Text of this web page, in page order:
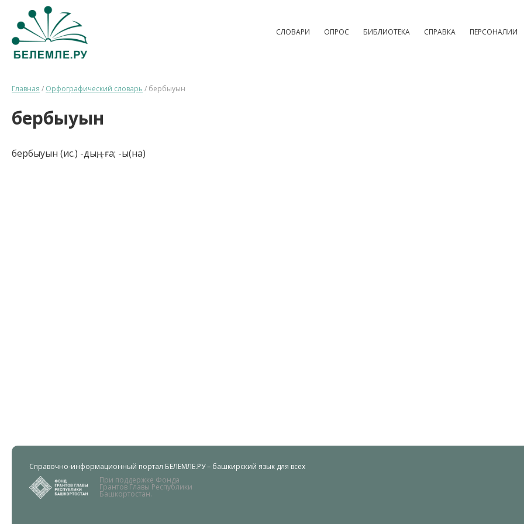
СЛОВАРИ ОПРОС БИБЛИОТЕКА СПРАВКА ПЕРСОНАЛИИ
Главная / Орфографический словарь / бербыуын
бербыуын
бербыуын (ис.) -дың, -ға; -ы(на)
Справочно-информационный портал БЕЛЕМЛЕ.РУ – башкирский язык для всех
При поддержке Фонда
Грантов Главы Республики
Башкортостан.